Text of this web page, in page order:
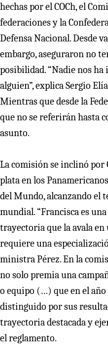
hechas por el COCh, el
federaciones y la
Defensa Nacional. Desde
embargo, aseguraron no
posibilidad. “Nadie nos
alguien”, explica Sergio
Mientras que desde la
que no se referirán hasta
asunto.
La comisión se inclinó por
plata en los
del Mundo, alcanzando el
mundial. “Francisca es
trayectoria que la avala
requiere una
ministra Pérez. En la
no solo premia una
o equipo (…) que en el
distinguido por sus
trayectoria destacada y
el reglamento.